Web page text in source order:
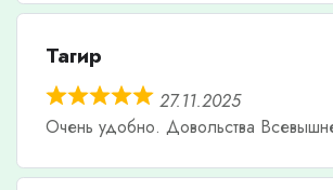
Тагир
27.11.2025
Очень удобно. Довольства